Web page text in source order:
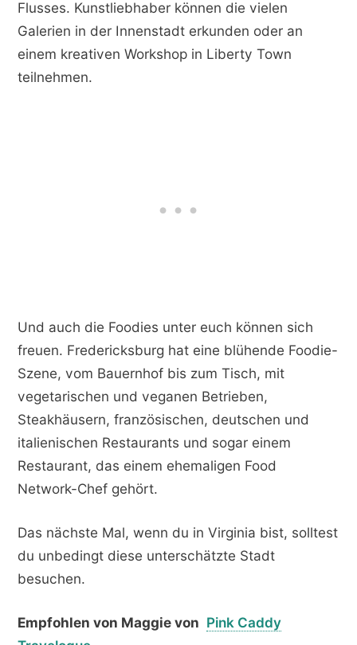
Flusses. Kunstliebhaber können die vielen
Galerien in der Innenstadt erkunden oder an
einem kreativen Workshop in Liberty Town
teilnehmen.
Und auch die Foodies unter euch können sich
freuen. Fredericksburg hat eine blühende Foodie-
Szene, vom Bauernhof bis zum Tisch, mit
vegetarischen und veganen Betrieben,
Steakhäusern, französischen, deutschen und
italienischen Restaurants und sogar einem
Restaurant, das einem ehemaligen Food
Network-Chef gehört.
Das nächste Mal, wenn du in Virginia bist, solltest
du unbedingt diese unterschätzte Stadt
besuchen.
Empfohlen von Maggie von Pink Caddy